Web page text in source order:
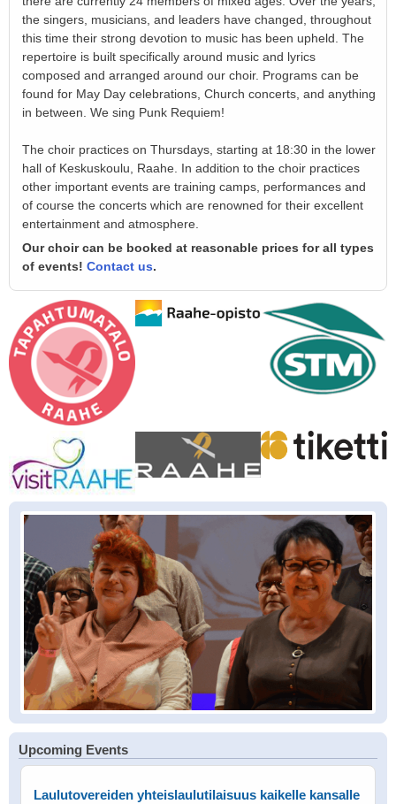
the singers, musicians, and leaders have changed, throughout
this time their strong devotion to music has been upheld. The
repertoire is built specifically around music and lyrics
composed and arranged around our choir. Programs can be
found for May Day celebrations, Church concerts, and anything
in between. We sing Punk Requiem!
The choir practices on Thursdays, starting at 18:30 in the lower
hall of Keskuskoulu, Raahe. In addition to the choir practices
other important events are training camps, performances and
of course the concerts which are renowned for their excellent
entertainment and atmosphere.
Our choir can be booked at reasonable prices for all types
of events! Contact us.
Upcoming Events
Laulutovereiden yhteislaulutilaisuus kaikelle kansalle